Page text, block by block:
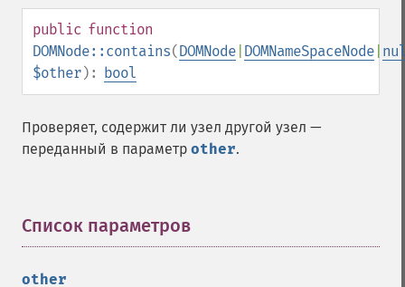
public function
DOMNode::contains(DOMNode DOMNameSpaceNode
$other): bool
Проверяет, содержит ли узел другой узел —
переданный в параметр other.
Список параметров
other